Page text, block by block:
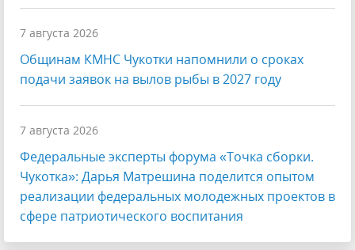
7 августа 2026
Общинам КМНС Чукотки напомнили о сроках
подачи заявок на вылов рыбы в 2027 году
7 августа 2026
Федеральные эксперты форума «Точка сборки.
Чукотка»: Дарья Матрешина поделится опытом
реализации федеральных молодежных проектов в
сфере патриотического воспитания